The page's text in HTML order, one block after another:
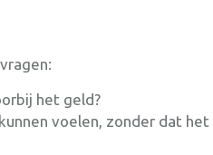
het geld?
voelen, zonder dat het